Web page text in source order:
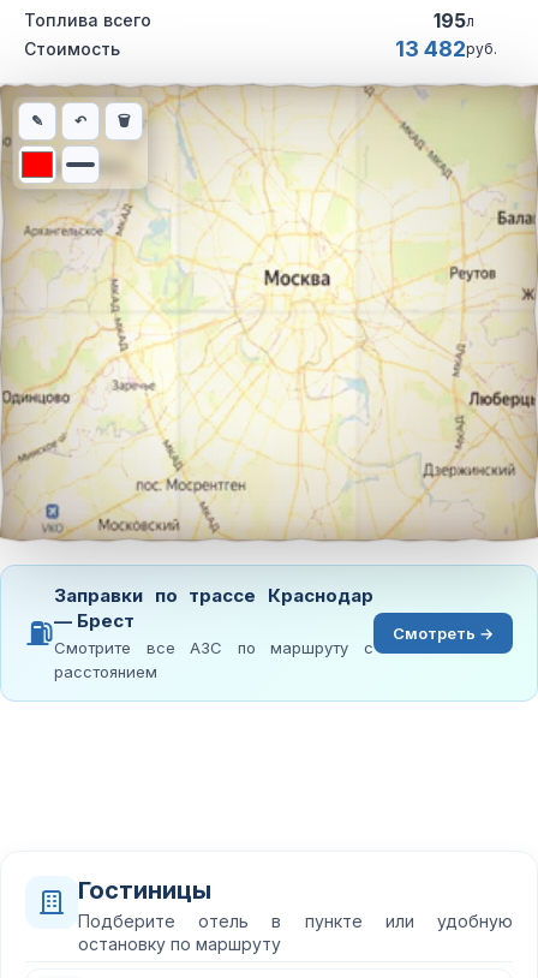
Топлива всего 195л
Стоимость 13 482руб.
Интерактивная карта автомобильного маршрута из города
✎ ↶ 🗑
⛽
Заправки по трассе Краснодар
— Брест
Смотрите все АЗС по маршруту с
расстоянием
Смотреть →
Гостиницы
Подберите отель в пункте или удобную
остановку по маршруту